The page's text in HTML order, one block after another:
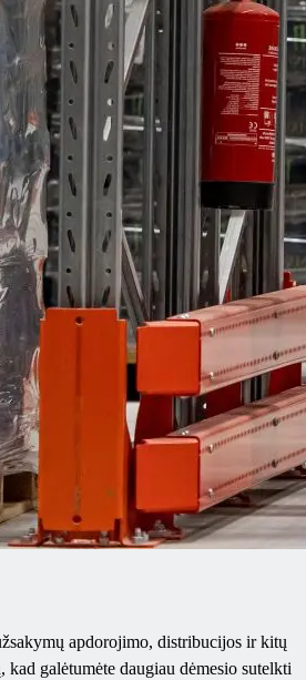
apdorojimo, distribucijos ir kitų
kad galėtumėte daugiau dėmesio sutelkti